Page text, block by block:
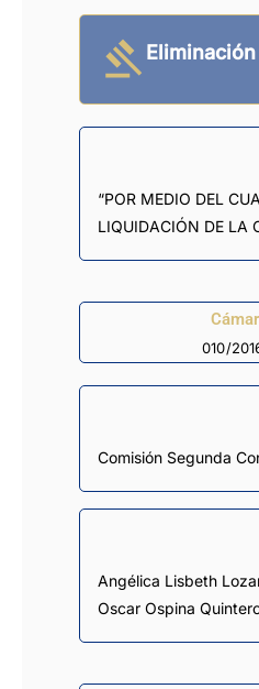
“POR MEDIO DEL
LIQUIDACIÓN DE LA
010/
Comisión Segunda
Angélica Lisbeth
Oscar Ospina